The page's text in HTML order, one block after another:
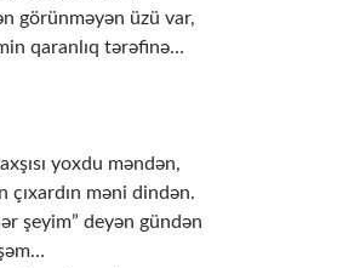
görünməyən üzü var,
qaranlıq tərəfinə…
yoxdu məndən,
çıxardın məni dindən.
şeyim” deyən gündən